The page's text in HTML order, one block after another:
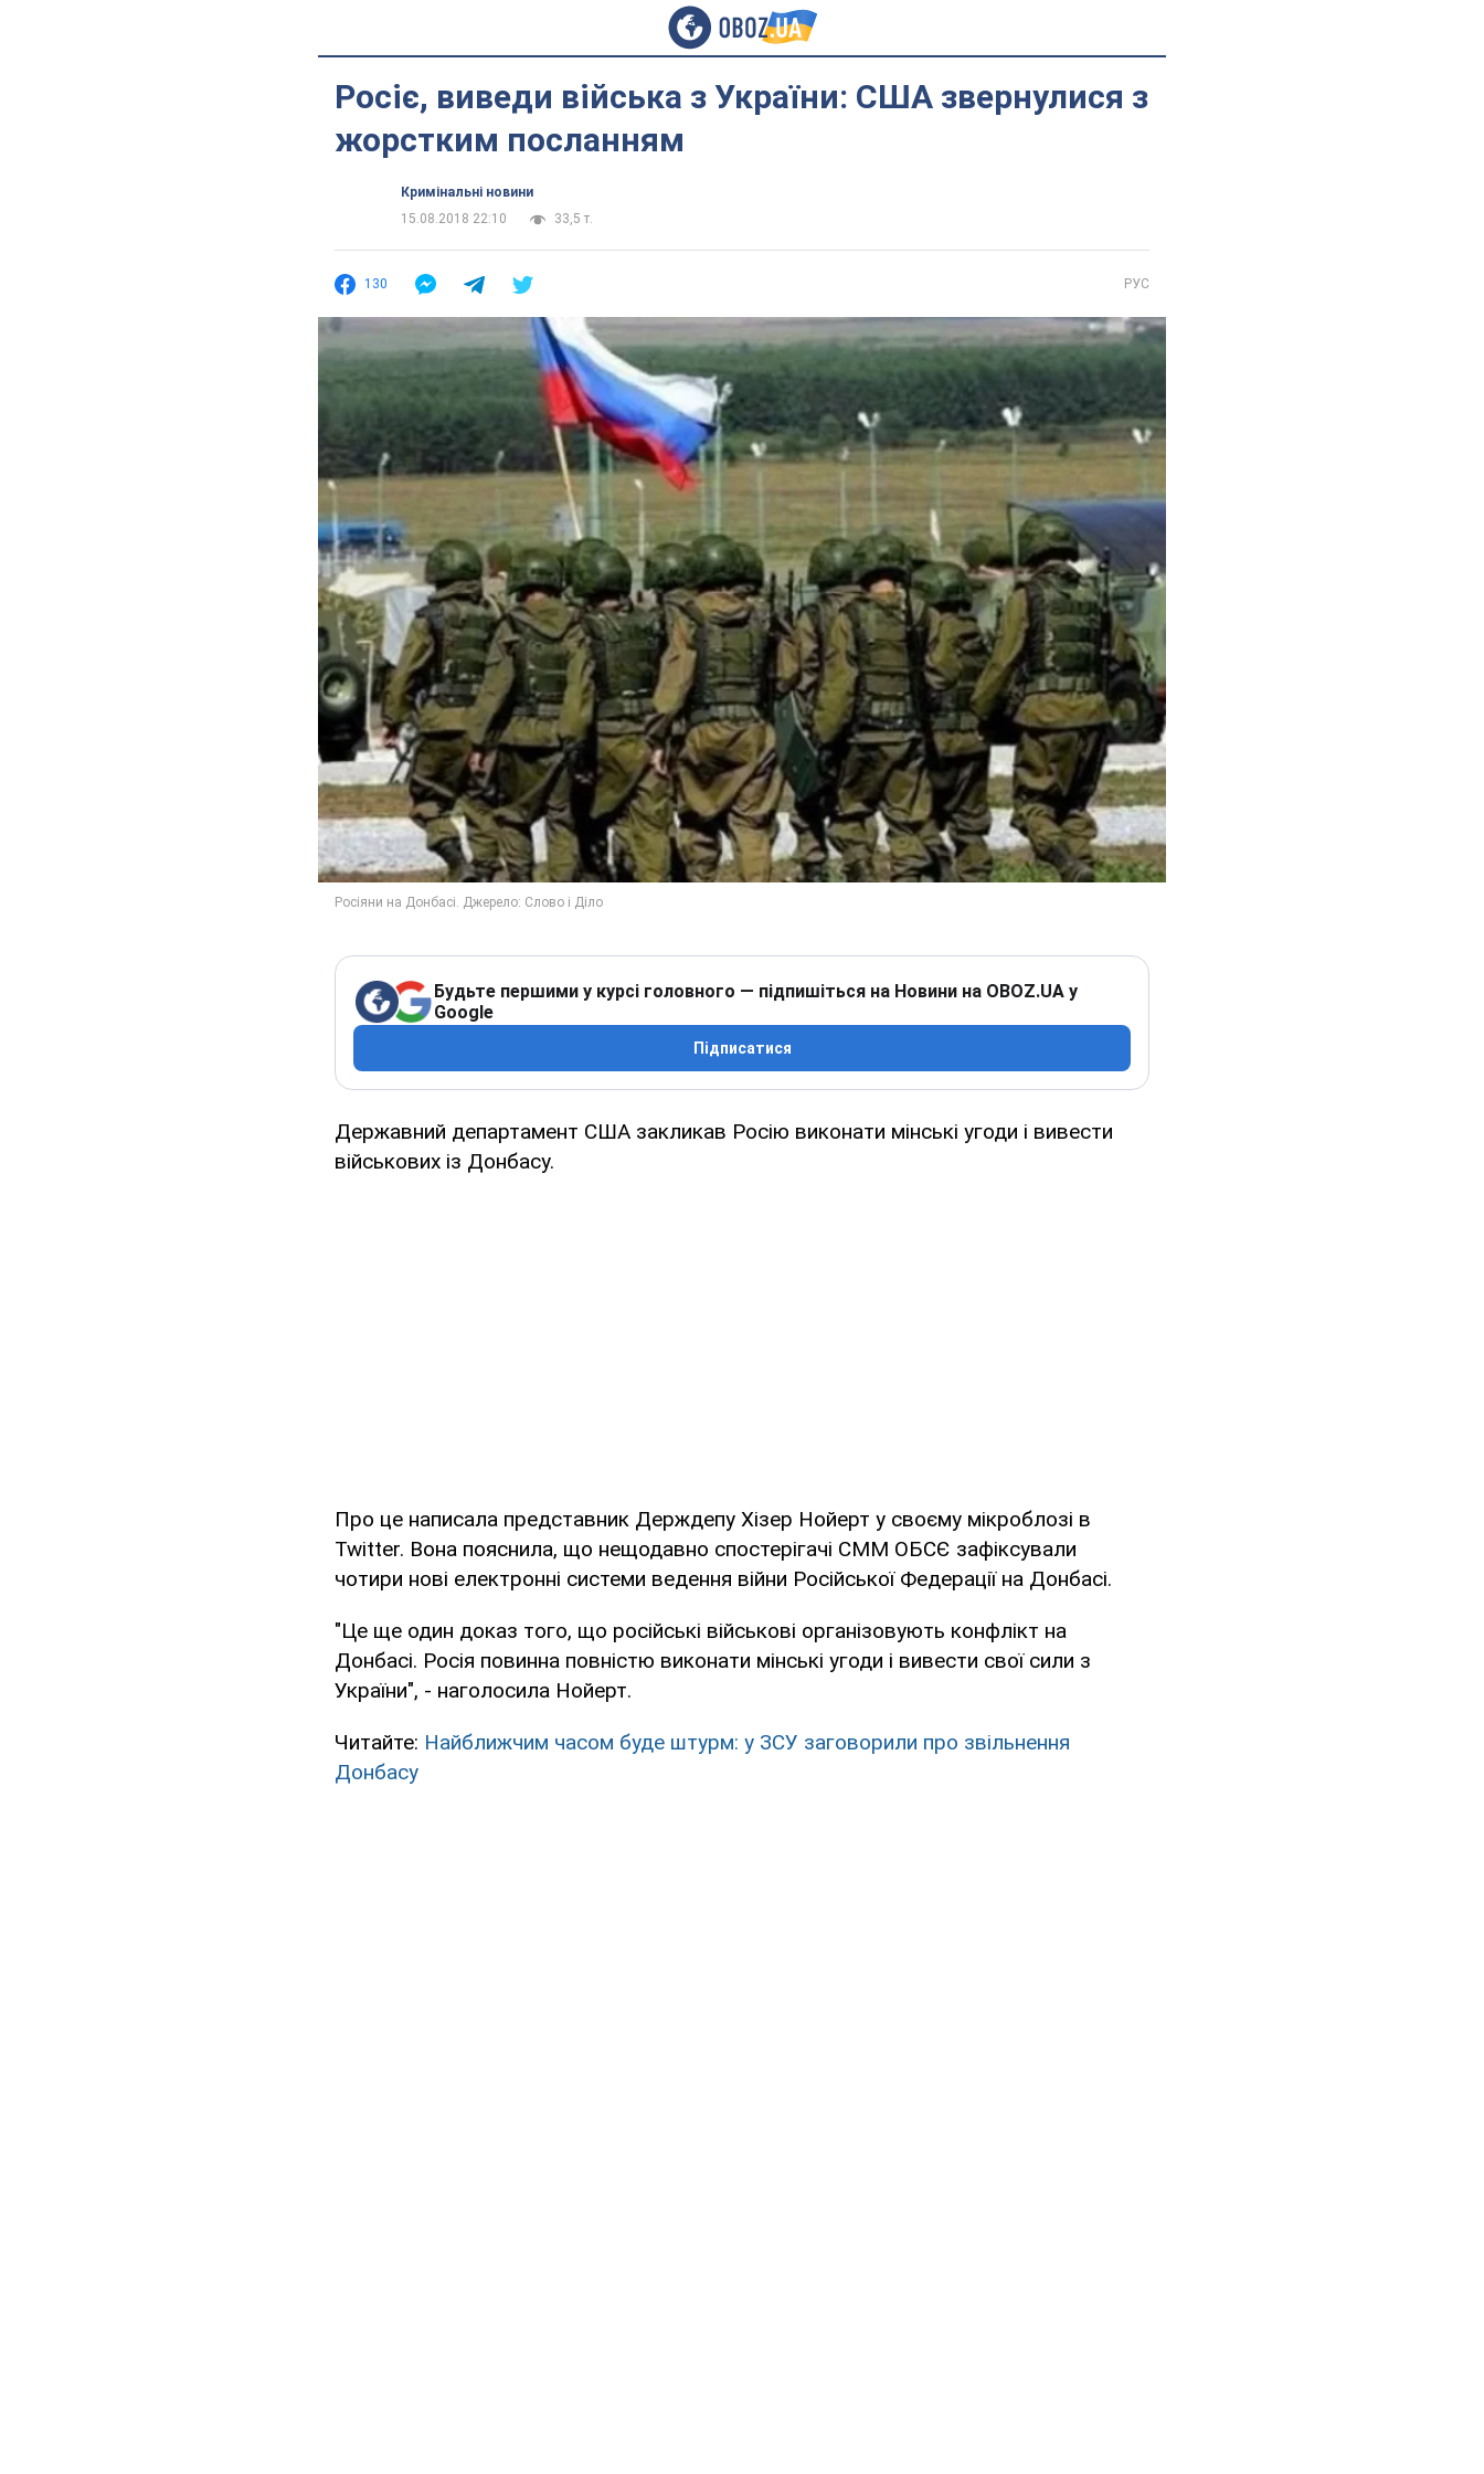
Росіє, виведи війська з України: США звернулися з
жорстким посланням
Кримінальні новини
15.08.2018 22:10
33,5 т.
130 РУС
Будьте першими у курсі головного — підпишіться на Новини на OBOZ.UA у
Google
Підписатися
Державний департамент США закликав Росію виконати мінські угоди і вивести
військових із Донбасу.
Про це написала представник Держдепу Хізер Нойерт у своєму мікроблозі в
Twitter. Вона пояснила, що нещодавно спостерігачі СММ ОБСЄ зафіксували
чотири нові електронні системи ведення війни Російської Федерації на Донбасі.
"Це ще один доказ того, що російські військові організовують конфлікт на
Донбасі. Росія повинна повністю виконати мінські угоди і вивести свої сили з
України", - наголосила Нойерт.
Читайте: Найближчим часом буде штурм: у ЗСУ заговорили про звільнення
Донбасу